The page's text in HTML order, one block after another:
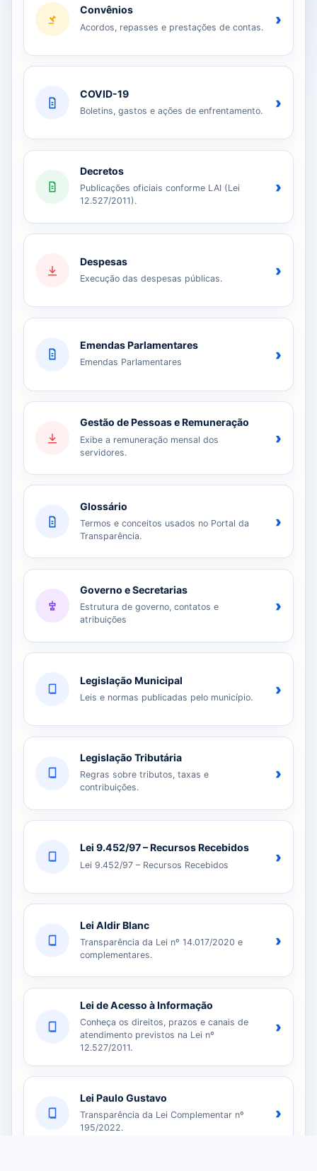
Convênios
Acordos, repasses e prestações de contas. ›
COVID-19
Boletins, gastos e ações de enfrentamento. ›
Decretos
Publicações oficiais conforme LAI (Lei
12.527/2011).
›
Despesas
Execução das despesas públicas. ›
Emendas Parlamentares
Emendas Parlamentares ›
Gestão de Pessoas e Remuneração
Exibe a remuneração mensal dos
servidores.
›
Glossário
Termos e conceitos usados no Portal da
Transparência.
›
Governo e Secretarias
Estrutura de governo, contatos e
atribuições
›
Legislação Municipal
Leis e normas publicadas pelo município. ›
Legislação Tributária
Regras sobre tributos, taxas e
contribuições.
›
Lei 9.452/97 – Recursos Recebidos
Lei 9.452/97 – Recursos Recebidos ›
Lei Aldir Blanc
Transparência da Lei nº 14.017/2020 e
complementares.
›
Lei de Acesso à Informação
Conheça os direitos, prazos e canais de
atendimento previstos na Lei nº
12.527/2011.
›
Lei Paulo Gustavo
Transparência da Lei Complementar nº
195/2022.
›